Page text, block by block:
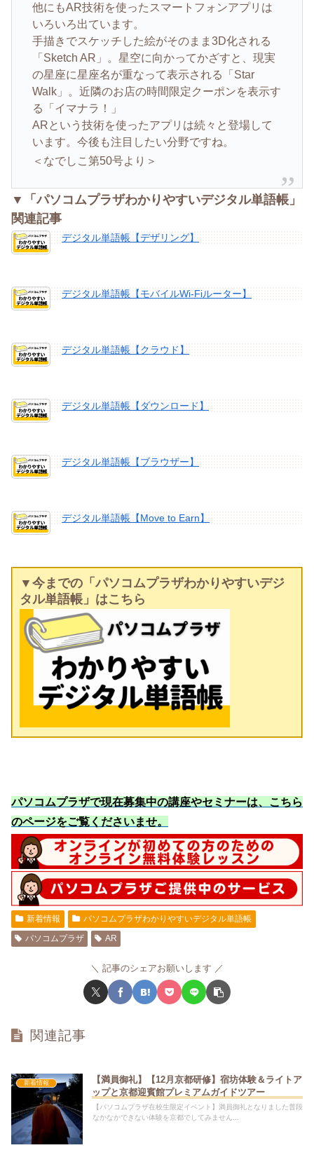
他にもAR技術を使ったスマートフォンアプリは
いろいろ出ています。
手描きでスケッチした絵がそのまま3D化される
「Sketch AR」。星空に向かってかざすと、現実
の星座に星座名が重なって表示される「Star
Walk」。近隣のお店の時間限定クーポンを表示す
る「イマナラ！」
ARという技術を使ったアプリは続々と登場して
います。今後も注目したい分野ですね。
＜なでしこ第50号より＞
▼「パソコムプラザわかりやすいデジタル単語帳」
関連記事
デジタル単語帳【デザリング】
デジタル単語帳【モバイルWi-Fiルーター】
デジタル単語帳【クラウド】
デジタル単語帳【ダウンロード】
デジタル単語帳【ブラウザー】
デジタル単語帳【Move to Earn】
▼今までの「パソコムプラザわかりやすいデジ
タル単語帳」はこちら
パソコムプラザで現在募集中の講座やセミナーは、こちら
のページをご覧くださいませ。
新着情報
パソコムプラザわかりやすいデジタル単語帳
パソコムプラザ
AR
記事のシェアお願いします
関連記事
新着情報
【満員御礼】【12月京都研修】宿坊体験＆ライトア
ップと京都迎賓館プレミアムガイドツアー
【パソコムプラザ在校生限定イベント】満員御礼となりました普段
なかなかできない体験を京都でしてみません...